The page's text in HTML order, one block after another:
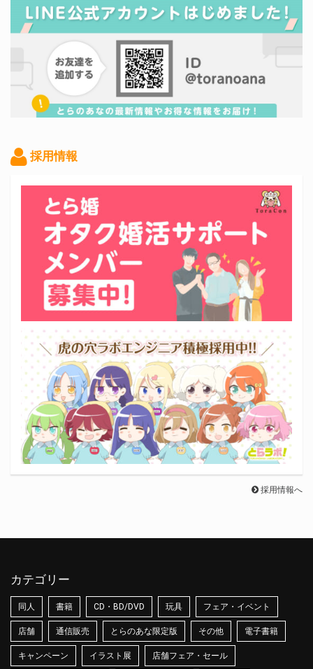
採用情報
採用情報へ
カテゴリー
同人 書籍 CD・BD/DVD 玩具 フェア・イベント
店舗 通信販売 とらのあな限定版 その他 電子書籍
キャンペーン イラスト展 店舗フェア・セール